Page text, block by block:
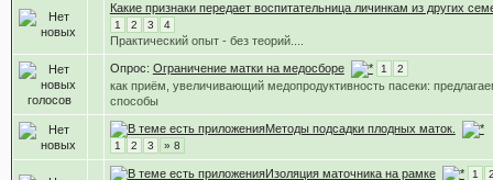
Какие признаки передает воспитательница личинкам из других
1 2 3 4
Практический опыт - без теорий....
Опрос: Ограничение матки на медосборе 1 2
как приём, увеличивающий медопродуктивность пасеки:
способы
Методы подсадки плодных маток.
1 2 3 » 8
Изоляция маточника на рамке 1